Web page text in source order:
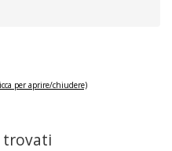
per aprire/chiudere)
trovati